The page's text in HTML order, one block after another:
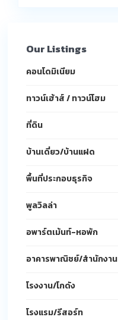
Our Listings
คอนโดมิเนียม
ทาวน์เฮ้าส์ / ทาวน์โฮม
ที่ดิน
บ้านเดี่ยว/บ้านแฝด
พื้นที่ประกอบธุรกิจ
พูลวิลล่า
อพาร์ตเม้นท์-หอพัก
อาคารพาณิชย์/สำนักงาน
โรงงาน/โกดัง
โรงแรม/รีสอร์ท